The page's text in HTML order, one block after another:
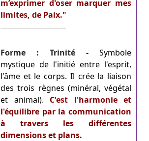
m’exprimer d'oser marquer mes
limites, de Paix."
Forme : Trinité - Symbole
mystique de l'initié entre l'esprit,
l'âme et le corps. Il crée la liaison
des trois règnes (minéral, végétal
et animal). C'est l'harmonie et
l'équilibre par la communication
à travers les différentes
dimensions et plans.